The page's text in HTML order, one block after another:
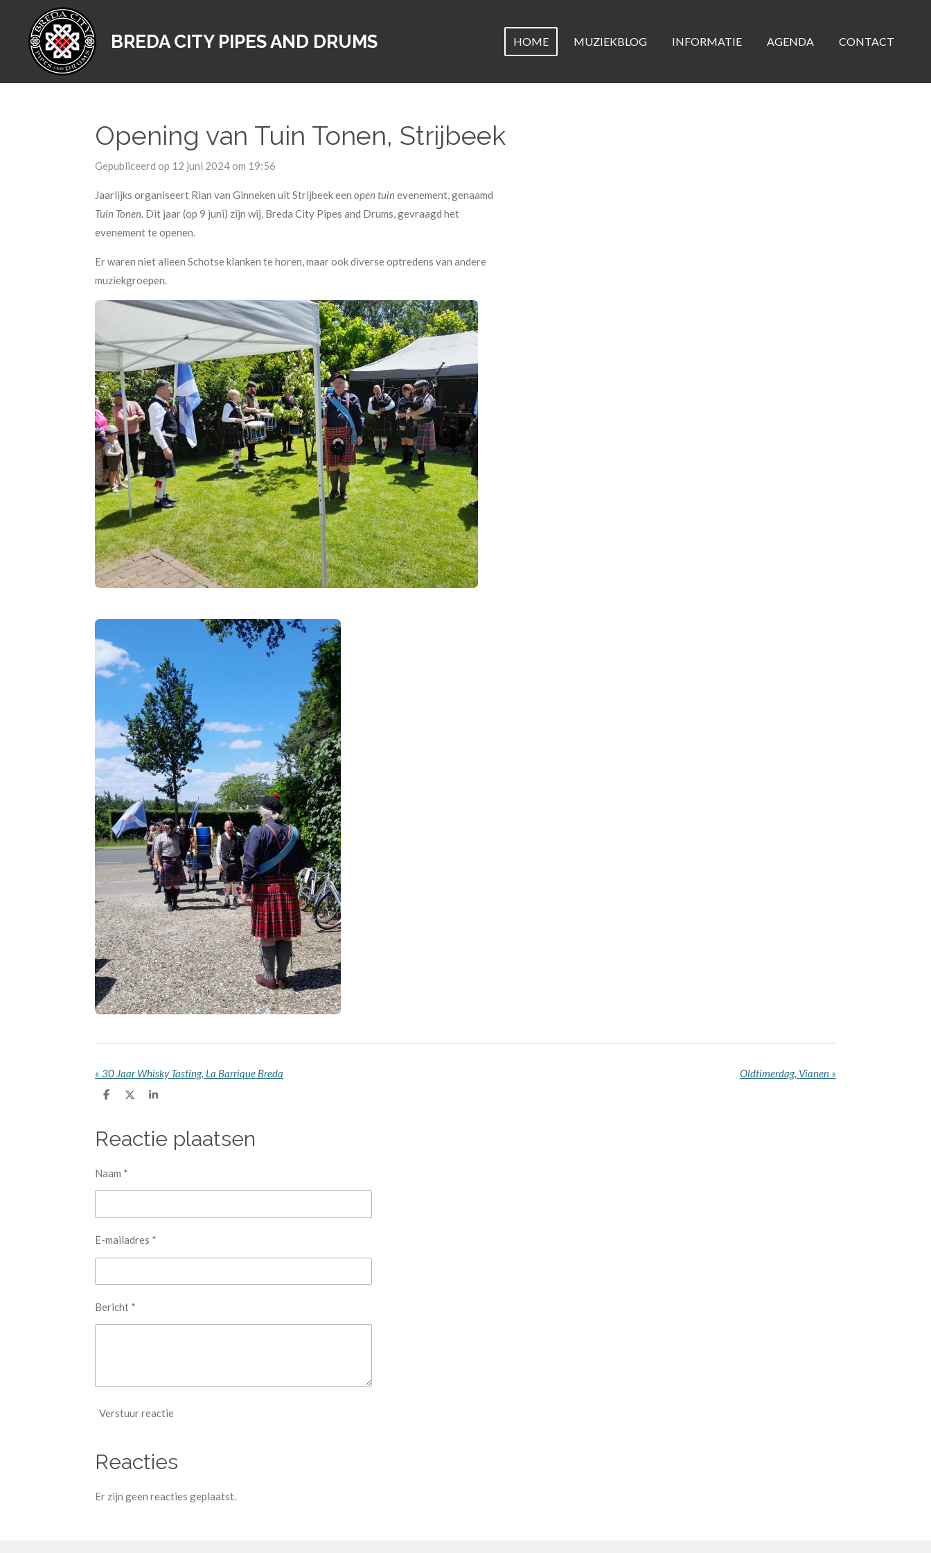
direct
BREDA CITY PIPES AND DRUMS HOME MUZIEKBLOG INFORMATIE AGENDA CONTACT
Opening van Tuin Tonen, Strijbeek
Gepubliceerd op 12 juni 2024 om 19:56
Jaarlijks organiseert Rian van Ginneken uit Strijbeek een open tuin evenement, genaamd
Tuin Tonen. Dit jaar (op 9 juni) zijn wij, Breda City Pipes and Drums, gevraagd het
evenement te openen.
Er waren niet alleen Schotse klanken te horen, maar ook diverse optredens van andere
muziekgroepen.
« 30 Jaar Whisky Tasting, La Barrique Breda Oldtimerdag, Vianen »
D
e
n
D
S
r
e
Reactie plaatsen
Naam *
E-mailadres *
Bericht *
Verstuur reactie
Reacties
Er zijn geen reacties geplaatst.